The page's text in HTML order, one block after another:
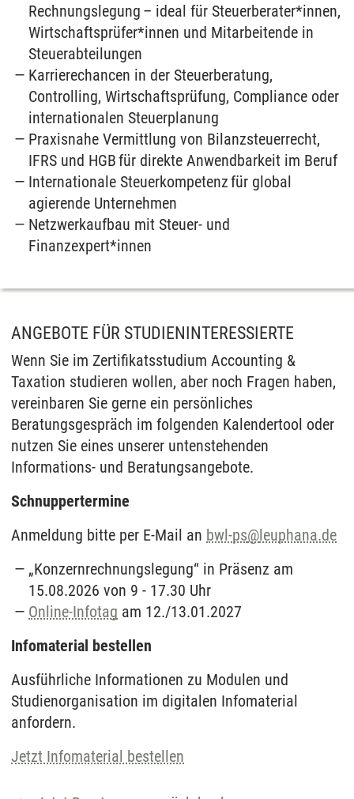
Rechnungslegung – ideal für Steuerberater*innen,
Wirtschaftsprüfer*innen und Mitarbeitende in
Steuerabteilungen
Karrierechancen in der Steuerberatung,
Controlling, Wirtschaftsprüfung, Compliance oder
internationalen Steuerplanung
Praxisnahe Vermittlung von Bilanzsteuerrecht,
IFRS und HGB für direkte Anwendbarkeit im Beruf
Internationale Steuerkompetenz für global
agierende Unternehmen
Netzwerkaufbau mit Steuer- und
Finanzexpert*innen
ANGEBOTE FÜR STUDIENINTERESSIERTE
Wenn Sie im Zertifikatsstudium Accounting &
Taxation studieren wollen, aber noch Fragen haben,
vereinbaren Sie gerne ein persönliches
Beratungsgespräch im folgenden Kalendertool oder
nutzen Sie eines unserer untenstehenden
Informations- und Beratungsangebote.
Schnuppertermine
Anmeldung bitte per E-Mail an bwl-ps@leuphana.de
„Konzernrechnungslegung“ in Präsenz am
15.08.2026 von 9 - 17.30 Uhr
Online-Infotag am 12./13.01.2027
Infomaterial bestellen
Ausführliche Informationen zu Modulen und
Studienorganisation im digitalen Infomaterial
anfordern.
Jetzt Infomaterial bestellen